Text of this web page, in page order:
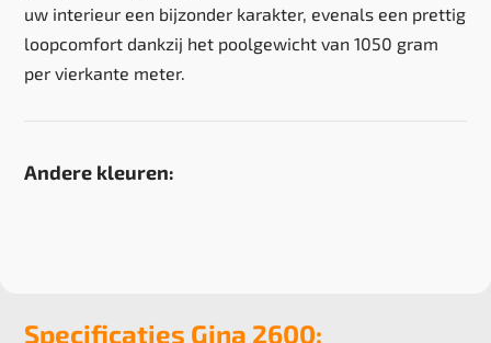
uw interieur een bijzonder karakter, evenals een prettig
loopcomfort dankzij het poolgewicht van 1050 gram
per vierkante meter.
Andere kleuren:
Specificaties Gina 2600: